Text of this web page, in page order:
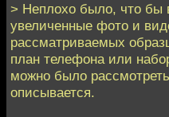
> Неплохо было, что бы
увеличенные фото и
рассматриваемых
план телефона или
можно было
описывается.